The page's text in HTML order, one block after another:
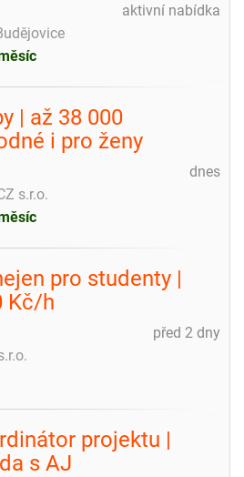
aktivní nabídka
| až 38 000
i pro ženy
dnes
s.r.o.
pro studenty |
Kč/h
před 2 dny
projektu |
s AJ